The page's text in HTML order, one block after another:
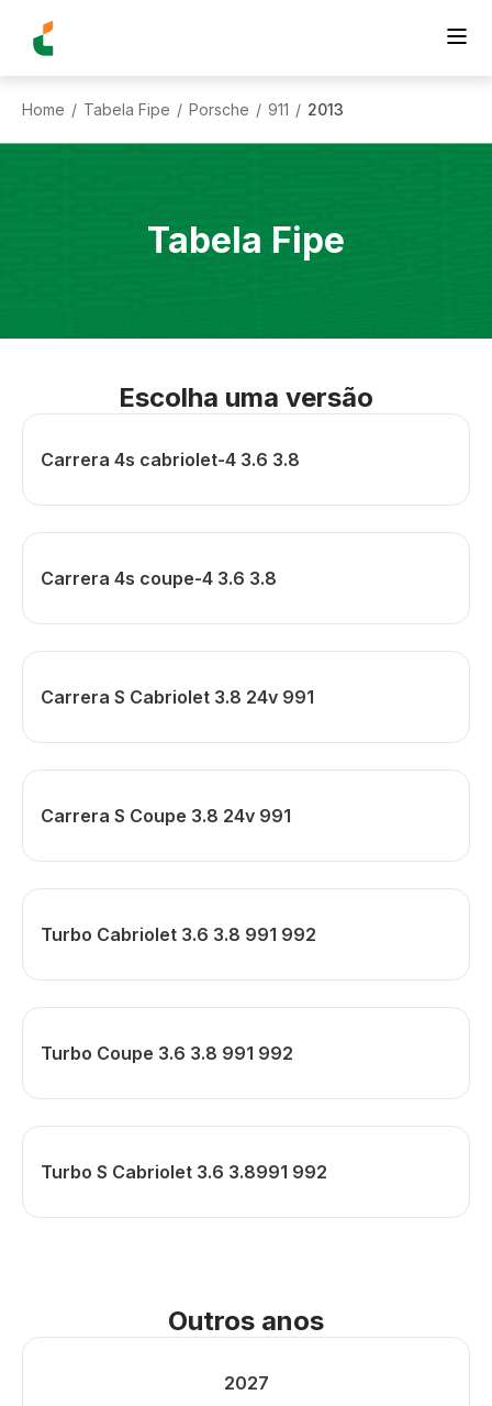
Home / Tabela Fipe / Porsche / 911 / 2013
Tabela Fipe
Escolha uma versão
Carrera 4s cabriolet-4 3.6 3.8
Carrera 4s coupe-4 3.6 3.8
Carrera S Cabriolet 3.8 24v 991
Carrera S Coupe 3.8 24v 991
Turbo Cabriolet 3.6 3.8 991 992
Turbo Coupe 3.6 3.8 991 992
Turbo S Cabriolet 3.6 3.8991 992
Outros anos
2027